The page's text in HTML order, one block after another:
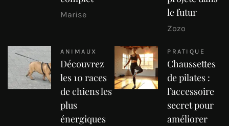
Marise
le futur
Zozo
ANIMAUX
Découvrez
les 10 races
de chiens les
plus
énergiques
PRATIQUE
Chaussettes
de pilates :
l’accessoire
secret pour
améliorer